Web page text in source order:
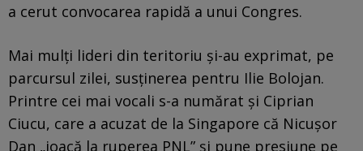
a cerut convocarea rapidă a unui Congres.
Mai mulți lideri din teritoriu și-au exprimat, pe
parcursul zilei, susținerea pentru Ilie Bolojan.
Printre cei mai vocali s-a numărat și Ciprian
Ciucu, care a acuzat de la Singapore că Nicușor
Dan „joacă la ruperea PNL” și pune presiune pe